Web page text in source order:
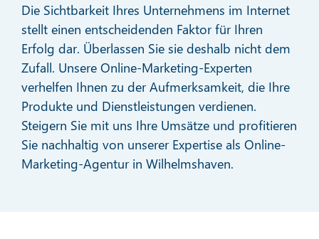
Hier klicken
Friendly
Die Sichtbarkeit Ihres Unternehmens im Internet
stellt einen entscheidenden Faktor für Ihren
Erfolg dar. Überlassen Sie sie deshalb nicht dem
Zufall. Unsere Online-Marketing-Experten
verhelfen Ihnen zu der Aufmerksamkeit, die Ihre
Produkte und Dienstleistungen verdienen.
Steigern Sie mit uns Ihre Umsätze und profitieren
Sie nachhaltig von unserer Expertise als Online-
Marketing-Agentur in Wilhelmshaven.